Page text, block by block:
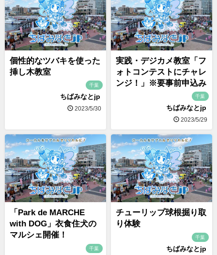
個性的なツバキを使った
挿し木教室
千葉
ちばみなとjp
2023/5/30
実践・デジカメ教室「フ
ォトコンテストにチャレ
ンジ！」※要事前申込み
千葉
ちばみなとjp
2023/5/29
「Park de MARCHE
with DOG」衣食住犬の
マルシェ開催！
千葉
チューリップ球根掘り取
り体験
千葉
ちばみなとjp